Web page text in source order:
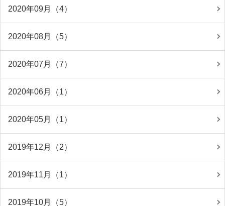
2020年09月（4）
2020年08月（5）
2020年07月（7）
2020年06月（1）
2020年05月（1）
2019年12月（2）
2019年11月（1）
2019年10月（5）